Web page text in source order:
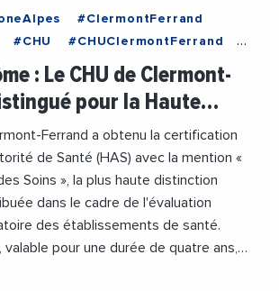
#ClermontFerrand
#CHU
#CHUClermontFerrand
: Le CHU de Clermont-
pour la Haute…
Ferrand a obtenu la certification
de Santé (HAS) avec la mention «
Soins », la plus haute distinction
dans le cadre de l'évaluation
des établissements de santé.
pour une durée de quatre ans,…